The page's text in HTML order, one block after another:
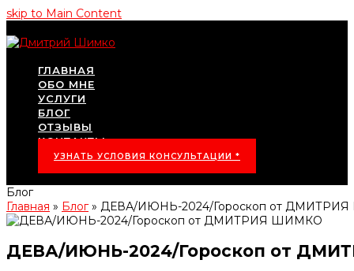
skip to Main Content
ГЛАВНАЯ
ОБО МНЕ
УСЛУГИ
БЛОГ
ОТЗЫВЫ
КОНТАКТЫ
УЗНАТЬ УСЛОВИЯ КОНСУЛЬТАЦИИ *
Блог
Главная » Блог» ДЕВА/ИЮНЬ-2024/Гороскоп от
ДЕВА/ИЮНЬ-2024/Гороскоп от